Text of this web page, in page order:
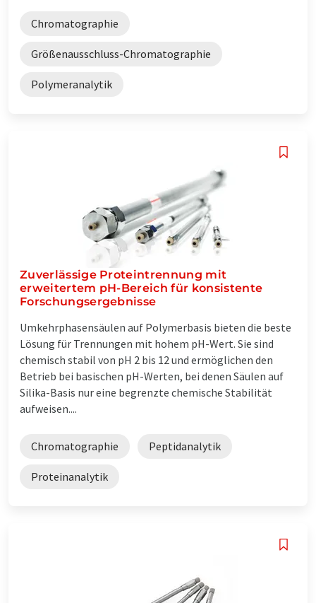
Chromatographie
Größenausschluss-Chromatographie
Polymeranalytik
Zuverlässige Proteintrennung mit
erweitertem pH-Bereich für konsistente
Forschungsergebnisse
Umkehrphasensäulen auf Polymerbasis bieten die beste
Lösung für Trennungen mit hohem pH-Wert. Sie sind
chemisch stabil von pH 2 bis 12 und ermöglichen den
Betrieb bei basischen pH-Werten, bei denen Säulen auf
Silika-Basis nur eine begrenzte chemische Stabilität
aufweisen....
Chromatographie Peptidanalytik
Proteinanalytik